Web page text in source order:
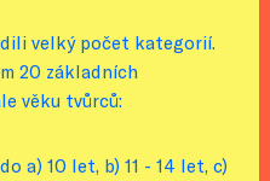
velký počet kategorií.
20 základních
věku tvůrců:
a) 10 let, b) 11 - 14 let, c)